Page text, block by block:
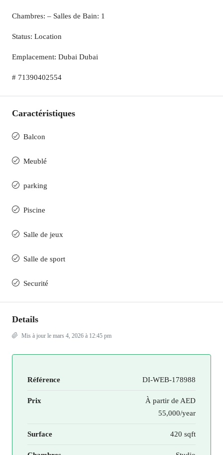
Chambres: – Salles de Bain: 1
Status: Location
Emplacement: Dubai Dubai
# 71390402554
Caractéristiques
Balcon
Meublé
parking
Piscine
Salle de jeux
Salle de sport
Securité
Details
Mis à jour le mars 4, 2026 à 12:45 pm
Référence DI-WEB-178988
Prix À partir de AED
55,000/year
Surface 420 sqft